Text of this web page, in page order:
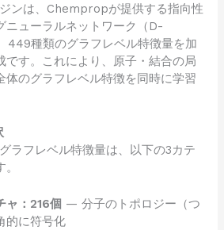
ンは、Chempropが提供する指向性
ニューラルネットワーク（D-
449種類のグラフレベル特徴量を加
です。これにより、原子・結合の局
体のグラフレベル特徴を同時に学習
ラフレベル特徴量は、以下の3カテ
ャ：216個 — 分子のトポロジー（つ
的に符号化